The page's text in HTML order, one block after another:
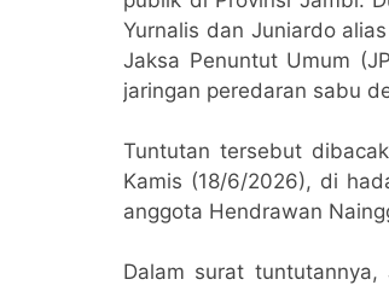
Yurnalis dan Juniardo
Jaksa Penuntut Umum
jaringan peredaran sabu
Tuntutan tersebut
Kamis (18/6/2026), di
anggota Hendrawan
Dalam surat